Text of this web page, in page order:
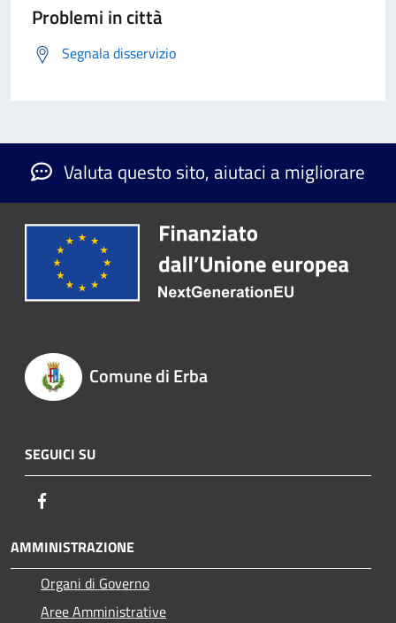
Problemi in città
Segnala disservizio
Valuta questo sito, aiutaci a migliorare
Comune di Erba
SEGUICI SU
AMMINISTRAZIONE
Organi di Governo
Aree Amministrative